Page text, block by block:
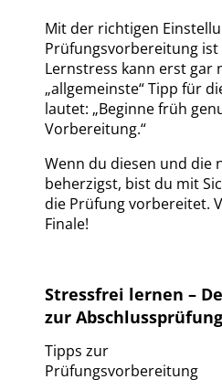
Mit der richtigen
Prüfungsvorbereitung
Lernstress kann erst gar
„allgemeinste“ Tipp für
lautet: „Beginne früh
Vorbereitung.“
Wenn du diesen und die
beherzigst, bist du mit
die Prüfung vorbereitet.
Finale!
Stressfrei lernen –
zur Abschlussprüfung
Tipps zur
Prüfungsvorbereitung